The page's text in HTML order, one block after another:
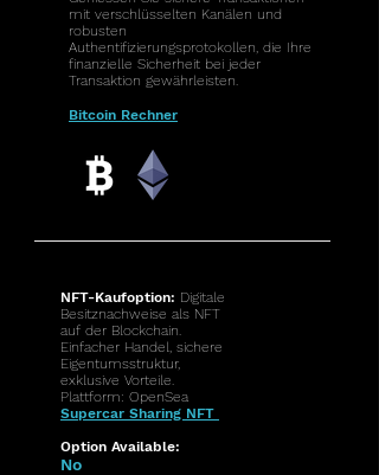
mit verschlüsselten Kanälen und
robusten
Authentifizierungsprotokollen, die Ihre
finanzielle Sicherheit bei jeder
Transaktion gewährleisten.
Bitcoin Rechner
NFT-Kaufoption: Digitale
Besitznachweise als NFT
auf der Blockchain.
Einfacher Handel, sichere
Eigentumsstruktur,
exklusive Vorteile.
Plattform: OpenSea
Supercar Sharing NFT
Option Available:
No